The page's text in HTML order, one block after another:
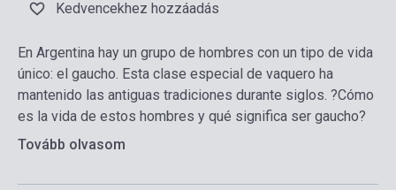
Kedvencekhez hozzáadás
En Argentina hay un grupo de hombres con un tipo de vida
único: el gaucho. Esta clase especial de vaquero ha
mantenido las antiguas tradiciones durante siglos. ?Cómo
es la vida de estos hombres y qué significa ser gaucho?
Tovább olvasom